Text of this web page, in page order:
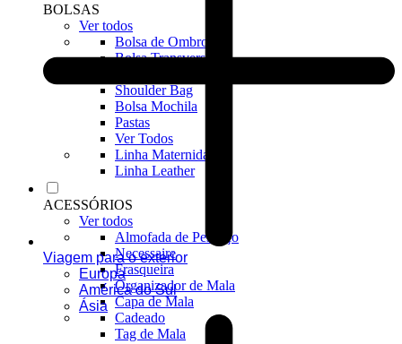
BOLSAS
Ver todos
Bolsa de Ombro
Bolsa Transversal
Shoulder Bag
Bolsa Mochila
Pastas
Ver Todos
Linha Maternidade
Linha Leather
ACESSÓRIOS
Ver todos
Almofada de Pescoço
Necessaire
Frasqueira
Organizador de Mala
Capa de Mala
Cadeado
Tag de Mala
Viagem para o exterior
Europa
América do Sul
Ásia